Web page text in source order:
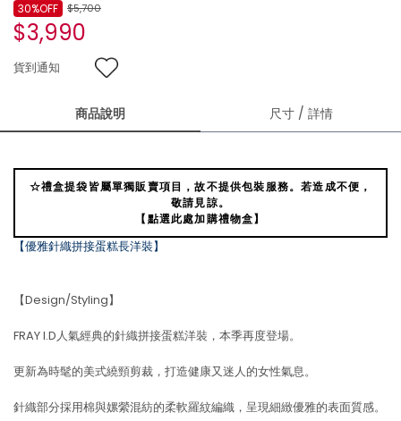
$5,700
$3,990
30%OFF
貨到通知
商品說明 尺寸 / 詳情
☆禮盒提袋皆屬單獨販賣項目，故不提供包裝服務。若造成不便，
敬請見諒。
【點選此處加購禮物盒】
【優雅針織拼接蛋糕長洋裝】
【Design/Styling】
FRAY I.D人氣經典的針織拼接蛋糕洋裝，本季再度登場。
更新為時髦的美式繞頸剪裁，打造健康又迷人的女性氣息。
針織部分採用棉與嫘縈混紡的柔軟羅紋編織，呈現細緻優雅的表面質感。